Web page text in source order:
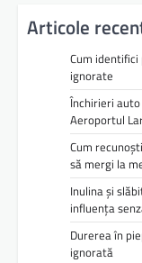
Articole
Cum
ignorate
Închirieri
Aeroportul
Cum
să mergi la
Inulina și
influența
Durerea în
ignorată